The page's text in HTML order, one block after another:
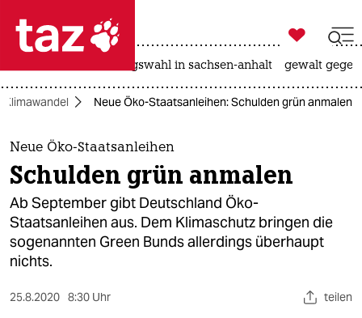
 taz zahl ich
taz zahl ich
themen
politik
öko
gesellschaft
kultur

taz zahl ich
landtagswahl in sachsen-anhalt gewalt
Klimawandel Neue Öko-Staatsanleihen: Schulden grün anmalen
Neue Öko-Staatsanleihen
Schulden grün anmalen
Ab September gibt Deutschland Öko-
Staatsanleihen aus. Dem Klimaschutz bringen die
sogenannten Green Bunds allerdings überhaupt
nichts.
25.8.2020 8:30 Uhr teilen